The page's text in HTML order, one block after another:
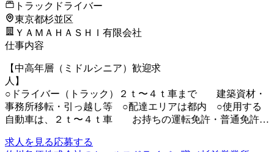
トラックドライバー
東京都杉並区
ＹＡＭＡＨＡＳＨＩ有限会社
仕事内容
【中高年層（ミドルシニア）歓迎求
人
○ドライバー（トラック）２ｔ〜４ｔ車まで 建築資材・
事務所移転・引っ越し等 ○配達エリアは都内 ○使用する
自動車は、２ｔ〜４ｔ車 お持ちの運転免許・普通免許…
求人を見る応募する